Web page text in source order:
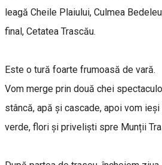
leagă Cheile Plaiului, Culmea
final, Cetatea Trascău.
Este o tură foarte frumoasă de vară.
Vom merge prin două chei
stâncă, apă și cascade, apoi vom
verde, flori și priveliști spre Munții